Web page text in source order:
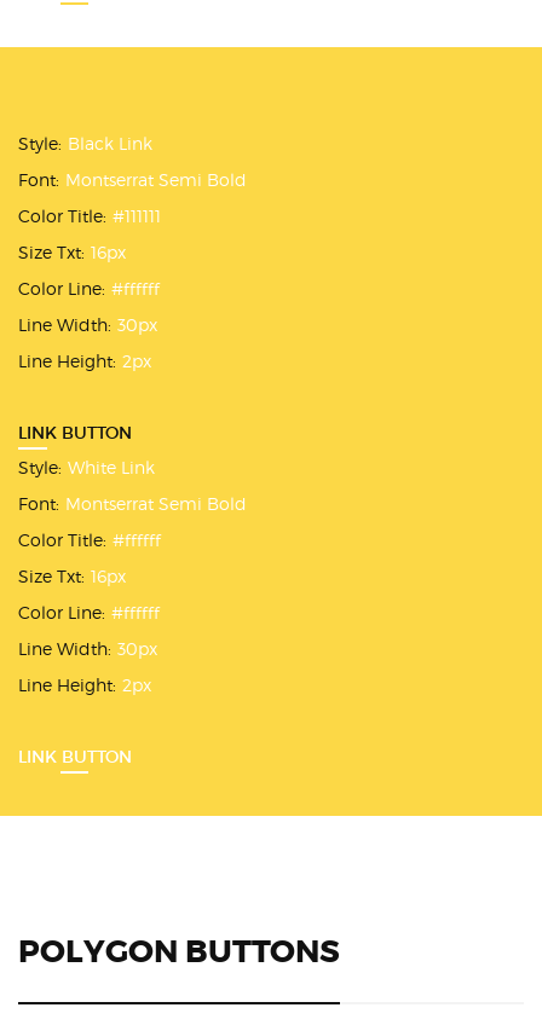
Style: Black Link
Font: Montserrat Semi Bold
Color Title: #111111
Size Txt: 16px
Color Line: #ffffff
Line Width: 30px
Line Height: 2px
LINK BUTTON
Style: White Link
Font: Montserrat Semi Bold
Color Title: #ffffff
Size Txt: 16px
Color Line: #ffffff
Line Width: 30px
Line Height: 2px
LINK BUTTON
POLYGON BUTTONS